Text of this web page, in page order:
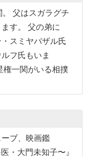
父はスガラグチ
す。 父の弟に
スミヤバザル氏
フ氏もいま
権一関がいる相撲
ブ、映画鑑
・大門未知子〜』